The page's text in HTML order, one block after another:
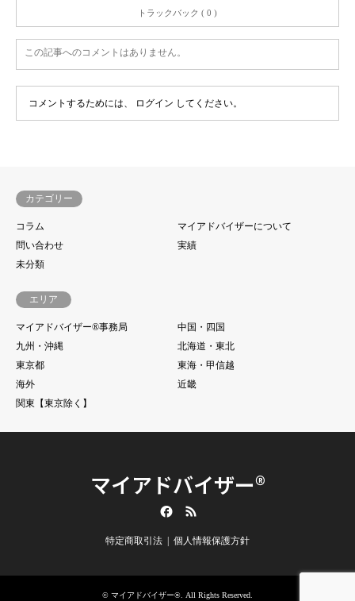
トラックバック ( 0 )
この記事へのコメントはありません。
コメントするためには、 ログイン してください。
カテゴリー
コラム
マイアドバイザーについて
問い合わせ
実績
未分類
エリア
マイアドバイザー®事務局
中国・四国
九州・沖縄
北海道・東北
東京都
東海・甲信越
海外
近畿
関東【東京除く】
マイアドバイザー®
特定商取引法 個人情報保護方針
© マイアドバイザー® . All Rights Reserved.